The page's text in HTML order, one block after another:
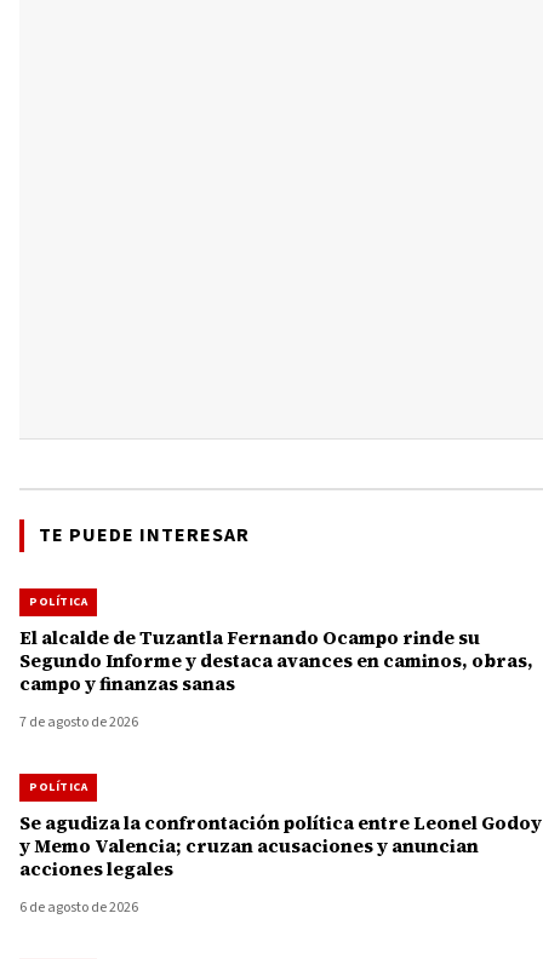
TE PUEDE INTERESAR
POLÍTICA
El alcalde de Tuzantla Fernando Ocampo rinde su
Segundo Informe y destaca avances en caminos, obras,
campo y finanzas sanas
7 de agosto de 2026
POLÍTICA
Se agudiza la confrontación política entre Leonel Godoy
y Memo Valencia; cruzan acusaciones y anuncian
acciones legales
6 de agosto de 2026